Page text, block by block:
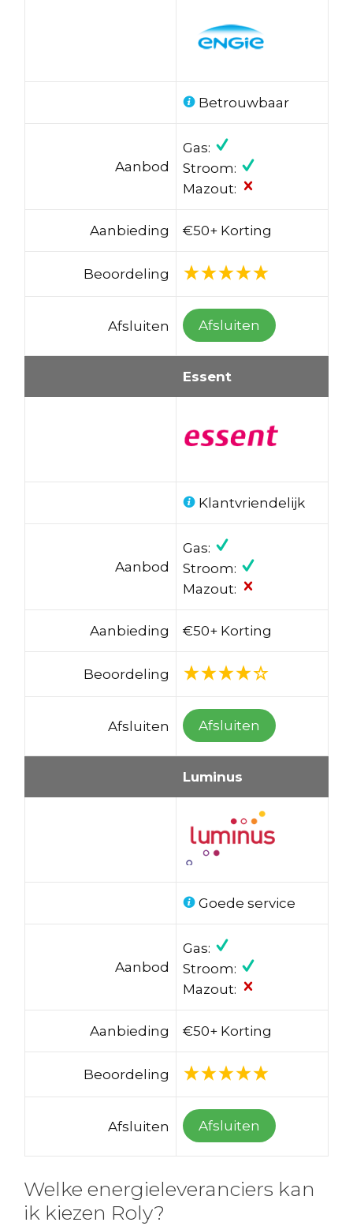
Betrouwbaar
Aanbod
Gas:
Stroom:
Mazout:
Aanbieding €50+ Korting
Beoordeling
Afsluiten Afsluiten
Essent
Klantvriendelijk
Aanbod
Gas:
Stroom:
Mazout:
Aanbieding €50+ Korting
Beoordeling
Afsluiten Afsluiten
Luminus
Goede service
Aanbod
Gas:
Stroom:
Mazout:
Aanbieding €50+ Korting
Beoordeling
Afsluiten Afsluiten
Welke energieleveranciers kan
ik kiezen Roly?